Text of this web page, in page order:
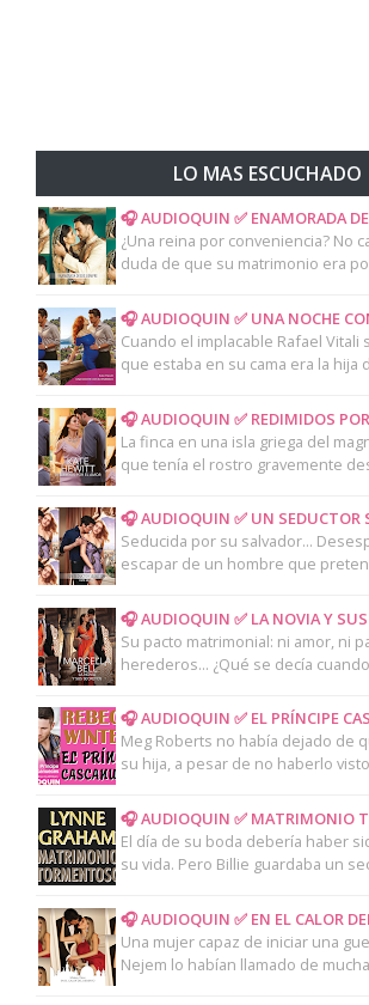
LO MAS ESCUCHADO
🎧 AUDIOQUIN ✅ ENAMORADA
¿Una reina por conveniencia? No
duda de que su matrimonio era
🎧 AUDIOQUIN ✅ UNA NOCHE
Cuando el implacable Rafael Vitali
que estaba en su cama era la hija
🎧 AUDIOQUIN ✅ REDIMIDOS
La finca en una isla griega del
que tenía el rostro gravemente
🎧 AUDIOQUIN ✅ UN SEDUCTOR
Seducida por su salvador...
escapar de un hombre que
🎧 AUDIOQUIN ✅ LA NOVIA Y SUS
Su pacto matrimonial: ni amor, ni
herederos... ¿Qué se decía
🎧 AUDIOQUIN ✅ EL PRÍNCIPE
Meg Roberts no había dejado de
su hija, a pesar de no haberlo
🎧 AUDIOQUIN ✅ MATRIMONIO
El día de su boda debería haber
su vida. Pero Billie guardaba un
🎧 AUDIOQUIN ✅ EN EL CALOR
Una mujer capaz de iniciar una
Nejem lo habían llamado de